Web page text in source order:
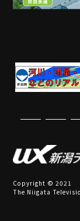
Copyright © 2021
The Niigata